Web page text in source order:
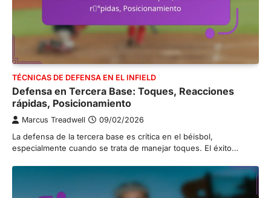
TÉCNICAS DE DEFENSA EN EL INFIELD
Defensa en Tercera Base: Toques, Reacciones
rápidas, Posicionamiento
Marcus Treadwell 09/02/2026
La defensa de la tercera base es crítica en el béisbol,
especialmente cuando se trata de manejar toques. El éxito…